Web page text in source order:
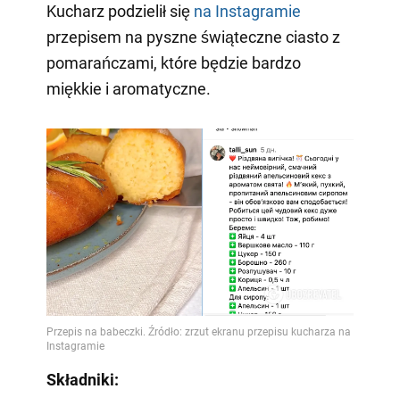
Kucharz podzielił się na Instagramie
przepisem na pyszne świąteczne ciasto z
pomarańczami, które będzie bardzo
miękkie i aromatyczne.
Składniki: